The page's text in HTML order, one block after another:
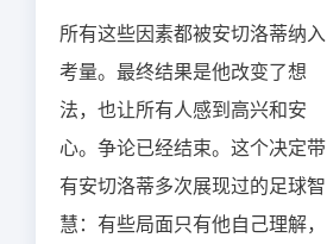
所有这些因素都被安切洛蒂纳入
考量。最终结果是他改变了想
法，也让所有人感到高兴和安
心。争论已经结束。这个决定带
有安切洛蒂多次展现过的足球智
慧：有些局面只有他自己理解，